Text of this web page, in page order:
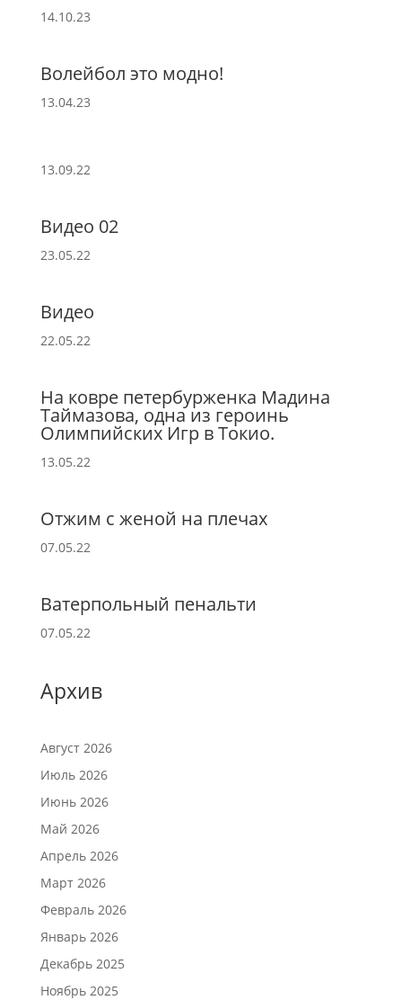
14.10.23
Волейбол это модно!
13.04.23
13.09.22
Видео 02
23.05.22
Видео
22.05.22
На ковре петербурженка Мадина
Таймазова, одна из героинь
Олимпийских Игр в Токио.
13.05.22
Отжим с женой на плечах
07.05.22
Ватерпольный пенальти
07.05.22
Архив
Август 2026
Июль 2026
Июнь 2026
Май 2026
Апрель 2026
Март 2026
Февраль 2026
Январь 2026
Декабрь 2025
Ноябрь 2025